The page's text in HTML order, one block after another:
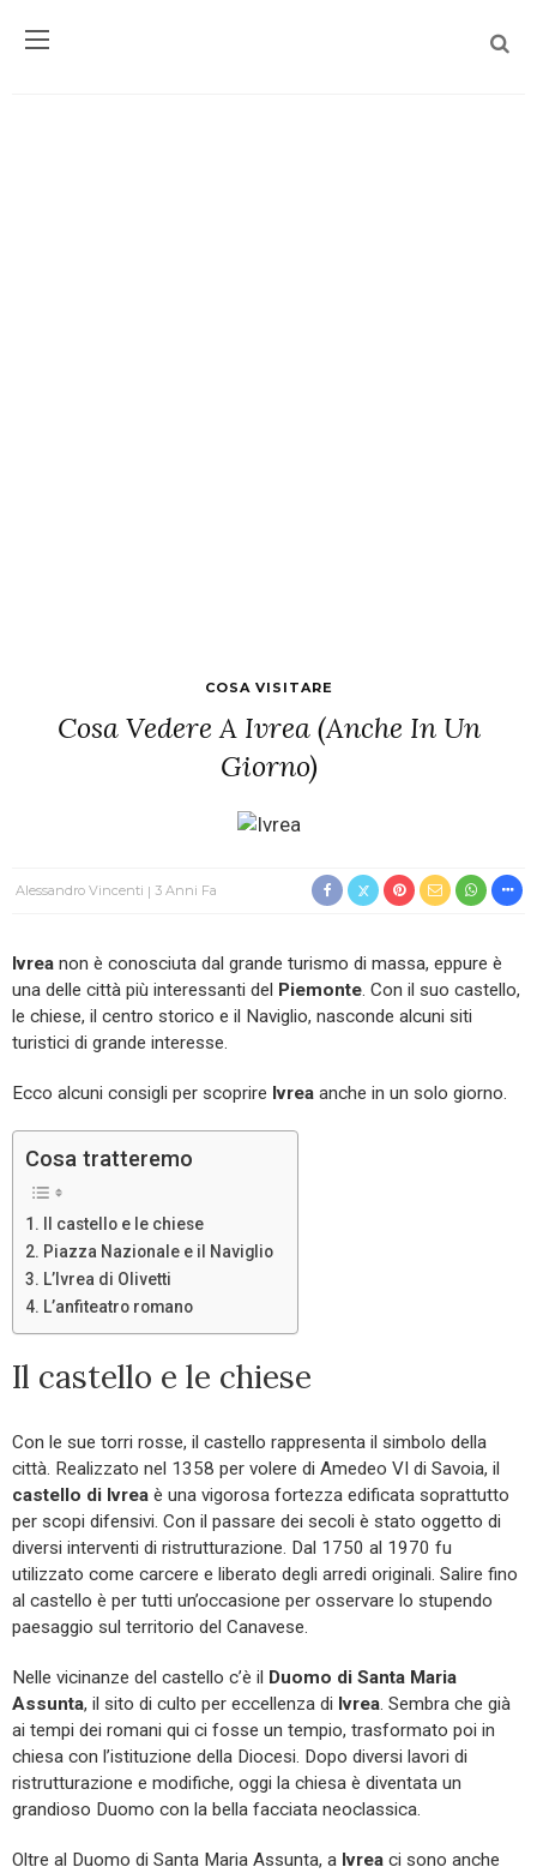
COSA VISITARE
Cosa Vedere A Ivrea (anche In Un
Giorno)
Alessandro Vincenti 3 Anni Fa
Ivrea non è conosciuta dal grande turismo di massa, eppure è
una delle città più interessanti del Piemonte. Con il suo castello,
le chiese, il centro storico e il Naviglio, nasconde alcuni siti
turistici di grande interesse.
Ecco alcuni consigli per scoprire Ivrea anche in un solo giorno.
Cosa tratteremo
Il castello e le chiese
Piazza Nazionale e il Naviglio
L’Ivrea di Olivetti
L’anfiteatro romano
Il castello e le chiese
Con le sue torri rosse, il castello rappresenta il simbolo della
città. Realizzato nel 1358 per volere di Amedeo VI di Savoia, il
castello di Ivrea è una vigorosa fortezza edificata soprattutto
per scopi difensivi. Con il passare dei secoli è stato oggetto di
diversi interventi di ristrutturazione. Dal 1750 al 1970 fu
utilizzato come carcere e liberato degli arredi originali. Salire fino
al castello è per tutti un’occasione per osservare lo stupendo
paesaggio sul territorio del Canavese.
Nelle vicinanze del castello c’è il Duomo di Santa Maria
Assunta, il sito di culto per eccellenza di Ivrea. Sembra che già
ai tempi dei romani qui ci fosse un tempio, trasformato poi in
chiesa con l’istituzione della Diocesi. Dopo diversi lavori di
ristrutturazione e modifiche, oggi la chiesa è diventata un
grandioso Duomo con la bella facciata neoclassica.
Oltre al Duomo di Santa Maria Assunta, a Ivrea ci sono anche